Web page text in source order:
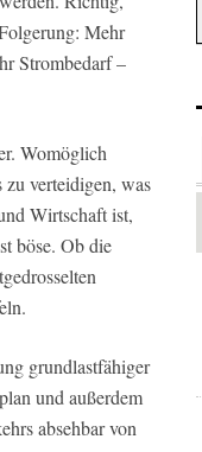
Mehr
Strombedarf –
Womöglich
zu verteidigen, was
Wirtschaft ist,
böse. Ob die
grundlastfähiger
und außerdem
absehbar von